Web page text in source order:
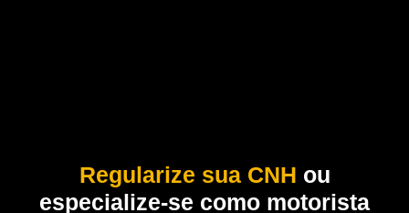
Regularize sua CNH ou
especialize-se como motorista